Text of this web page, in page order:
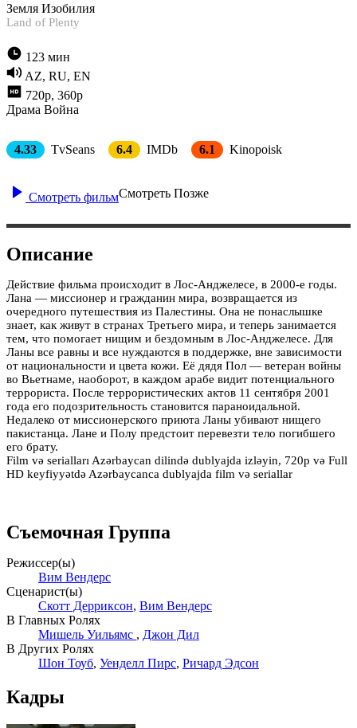
Земля Изобилия
Land of Plenty
123 мин
AZ, RU, EN
720p, 360p
Драма Война
4.33 TvSeans 6.4 IMDb 6.1 Kinopoisk
Смотреть фильмСмотреть Позже
Описание
Действие фильма происходит в Лос-Анджелесе, в 2000-е годы.
Лана — миссионер и гражданин мира, возвращается из
очередного путешествия из Палестины. Она не понаслышке
знает, как живут в странах Третьего мира, и теперь занимается
тем, что помогает нищим и бездомным в Лос-Анджелесе. Для
Ланы все равны и все нуждаются в поддержке, вне зависимости
от национальности и цвета кожи. Её дядя Пол — ветеран войны
во Вьетнаме, наоборот, в каждом арабе видит потенциального
террориста. После террористических актов 11 сентября 2001
года его подозрительность становится параноидальной.
Недалеко от миссионерского приюта Ланы убивают нищего
пакистанца. Лане и Полу предстоит перевезти тело погибшего
его брату.
Film və serialları Azərbaycan dilində dublyajda izləyin, 720p və Full
HD keyfiyyətdə Azərbaycanca dublyajda film və seriallar
Съемочная Группа
Режиссер(ы)
Вим Вендерс
Сценарист(ы)
Скотт Дерриксон, Вим Вендерс
В Главных Ролях
Мишель Уильямс , Джон Дил
В Других Ролях
Шон Тоуб, Уенделл Пирс, Ричард Эдсон
Кадры